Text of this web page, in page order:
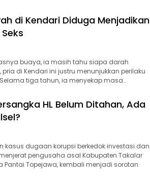
di Kendari Diduga Menjadikan
buaya, ia masih tahu siapa darah
di Kendari ini justru menunjukkan perilaku
tiga tahun, ia menyekap masa…
HL Belum Ditahan, Ada
dugaan korupsi berkedok investasi dan
pengusaha asal Kabupaten Takalar
Pantai Topejawa, kembali menjadi sorotan